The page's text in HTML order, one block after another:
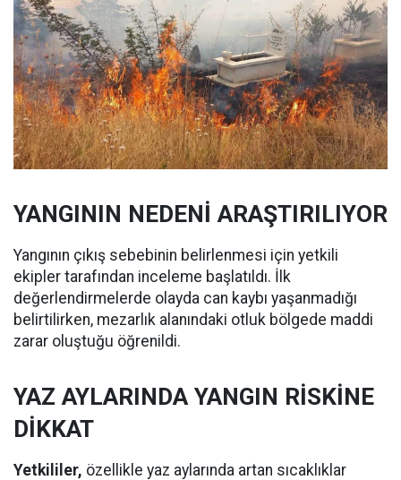
YANGININ NEDENİ ARAŞTIRILIYOR
Yangının çıkış sebebinin belirlenmesi için yetkili
ekipler tarafından inceleme başlatıldı. İlk
değerlendirmelerde olayda can kaybı yaşanmadığı
belirtilirken, mezarlık alanındaki otluk bölgede maddi
zarar oluştuğu öğrenildi.
YAZ AYLARINDA YANGIN RİSKİNE
DİKKAT
Yetkililer, özellikle yaz aylarında artan sıcaklıklar